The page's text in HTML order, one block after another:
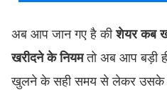
अब आप जान गए है कीशेयर कब
खरीदने के नियमतो अब आप बड़ी
खुलने के सही समय से लेकर उसके